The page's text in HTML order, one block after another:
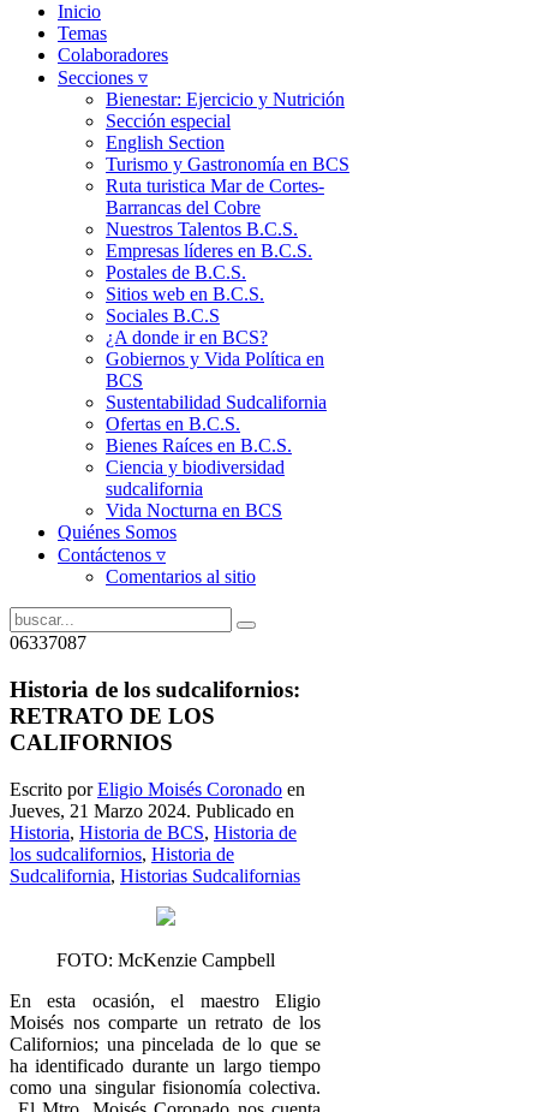
Inicio
Temas
Colaboradores
Secciones ▿
Bienestar: Ejercicio y Nutrición
Sección especial
English Section
Turismo y Gastronomía en BCS
Ruta turistica Mar de Cortes-
Barrancas del Cobre
Nuestros Talentos B.C.S.
Empresas líderes en B.C.S.
Postales de B.C.S.
Sitios web en B.C.S.
Sociales B.C.S
¿A donde ir en BCS?
Gobiernos y Vida Política en
BCS
Sustentabilidad Sudcalifornia
Ofertas en B.C.S.
Bienes Raíces en B.C.S.
Ciencia y biodiversidad
sudcalifornia
Vida Nocturna en BCS
Quiénes Somos
Contáctenos ▿
Comentarios al sitio
06337087
Historia de los sudcalifornios:
RETRATO DE LOS
CALIFORNIOS
Escrito porEligio Moisés Coronado en
Jueves, 21 Marzo 2024. Publicado en
Historia, Historia de BCS, Historia de
los sudcalifornios, Historia de
Sudcalifornia, Historias Sudcalifornias
FOTO: McKenzie Campbell
En esta ocasión, el maestro Eligio
Moisés nos comparte un retrato de los
Californios; una pincelada de lo que se
ha identificado durante un largo tiempo
como una singular fisionomía colectiva.